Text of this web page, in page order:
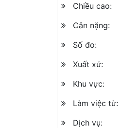
Chiều cao:
Cân nặng:
Số đo:
Xuất xứ:
Khu vực:
Làm việc từ:
Dịch vụ: